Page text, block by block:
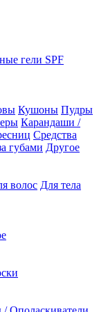
гели SPF
Кушоны Пудры
Карандаши /
Средства
губами Другое
волос Для тела